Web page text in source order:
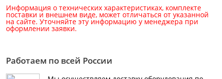
Информация о технических характеристиках, комплекте
поставки и внешнем виде, может отличаться от указанной
на сайте. Уточняйте эту информацию у менеджера при
оформлении заявки.
Работаем по всей России